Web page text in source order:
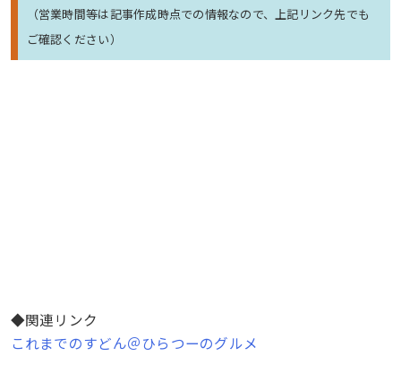
（営業時間等は記事作成時点での情報なので、上記リンク先でも
ご確認ください）
◆関連リンク
これまでのすどん＠ひらつーのグルメ